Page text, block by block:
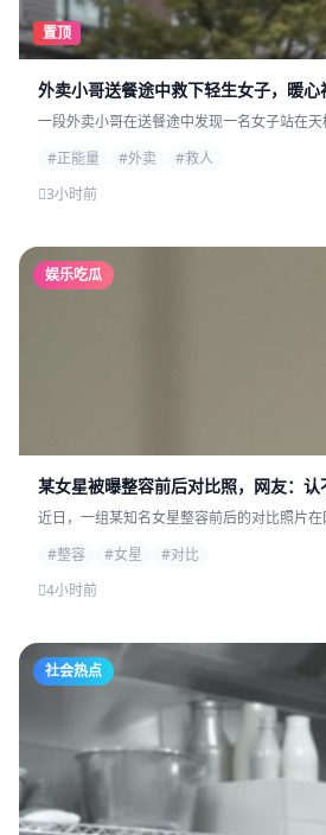
置顶
外卖小哥送餐途中救下轻生女子，暖心
一段外卖小哥在送餐途中发现一名女子站在
#正能量
#外卖
#救人
3小时前
娱乐吃瓜
某女星被曝整容前后对比照，网友：认
近日，一组某知名女星整容前后的对比照片
#整容
#女星
#对比
4小时前
社会热点